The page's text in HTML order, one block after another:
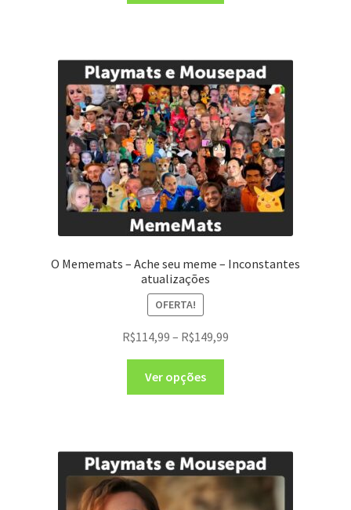
O Mememats – Ache seu meme – Inconstantes
atualizações
OFERTA!
R$114,99 – R$149,99
Ver opções